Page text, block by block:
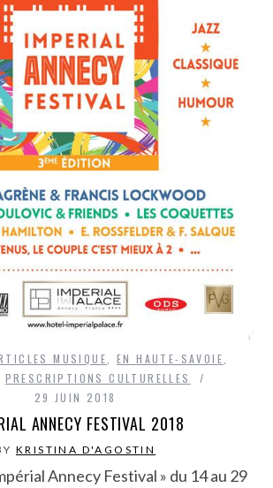
MUSIQUE EN HAUTE-SAVOIE
PRESCRIPTIONS CULTURELLES
29 JUIN 2018
ANNECY FESTIVAL 2018
KRISTINA D'AGOSTIN
Annecy Festival » du 14 au 29